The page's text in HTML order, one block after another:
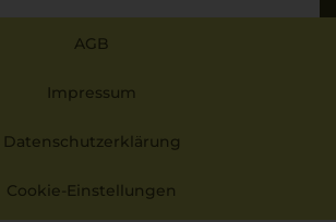
AGB
Impressum
Datenschutzerklärung
Cookie-Einstellungen